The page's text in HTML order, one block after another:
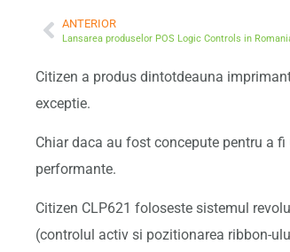
ANTERIOR
Lansarea produselor POS Logic Controls in
Citizen a produs dintotdeauna
exceptie.
Chiar daca au fost concepute pentru a
performante.
Citizen CLP621 foloseste sistemul
(controlul activ si pozitionarea ribbon-